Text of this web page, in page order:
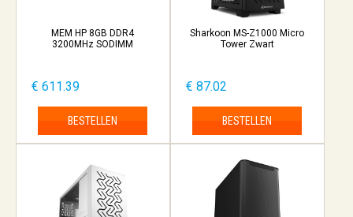
MEM HP 8GB DDR4
3200MHz SODIMM
€ 611.39
BESTELLEN
Sharkoon MS-Z1000 Micro
Tower Zwart
€ 87.02
BESTELLEN